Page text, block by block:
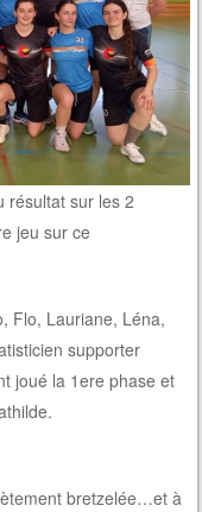
résultat sur les 2
jeu sur ce
Flo, Lauriane, Léna,
supporter
joué la 1ere phase et
bretzelée…et à